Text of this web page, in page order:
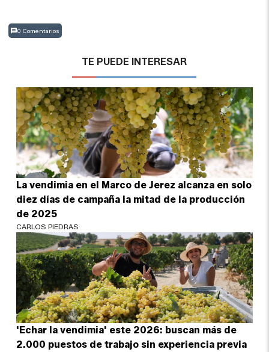
0 Comentarios
TE PUEDE INTERESAR
La vendimia en el Marco de Jerez alcanza en solo
diez días de campaña la mitad de la producción
de 2025
CARLOS PIEDRAS
'Echar la vendimia' este 2026: buscan más de
2.000 puestos de trabajo sin experiencia previa